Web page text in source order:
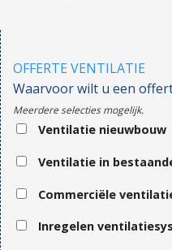
OFFERTE VENTILATIE
Waarvoor wilt u een
Meerdere selecties mogelijk.
Ventilatie nieuwbouw
Ventilatie in
Commerciële
Inregelen